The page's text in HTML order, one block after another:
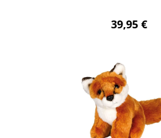
Regulärer
39,95 €